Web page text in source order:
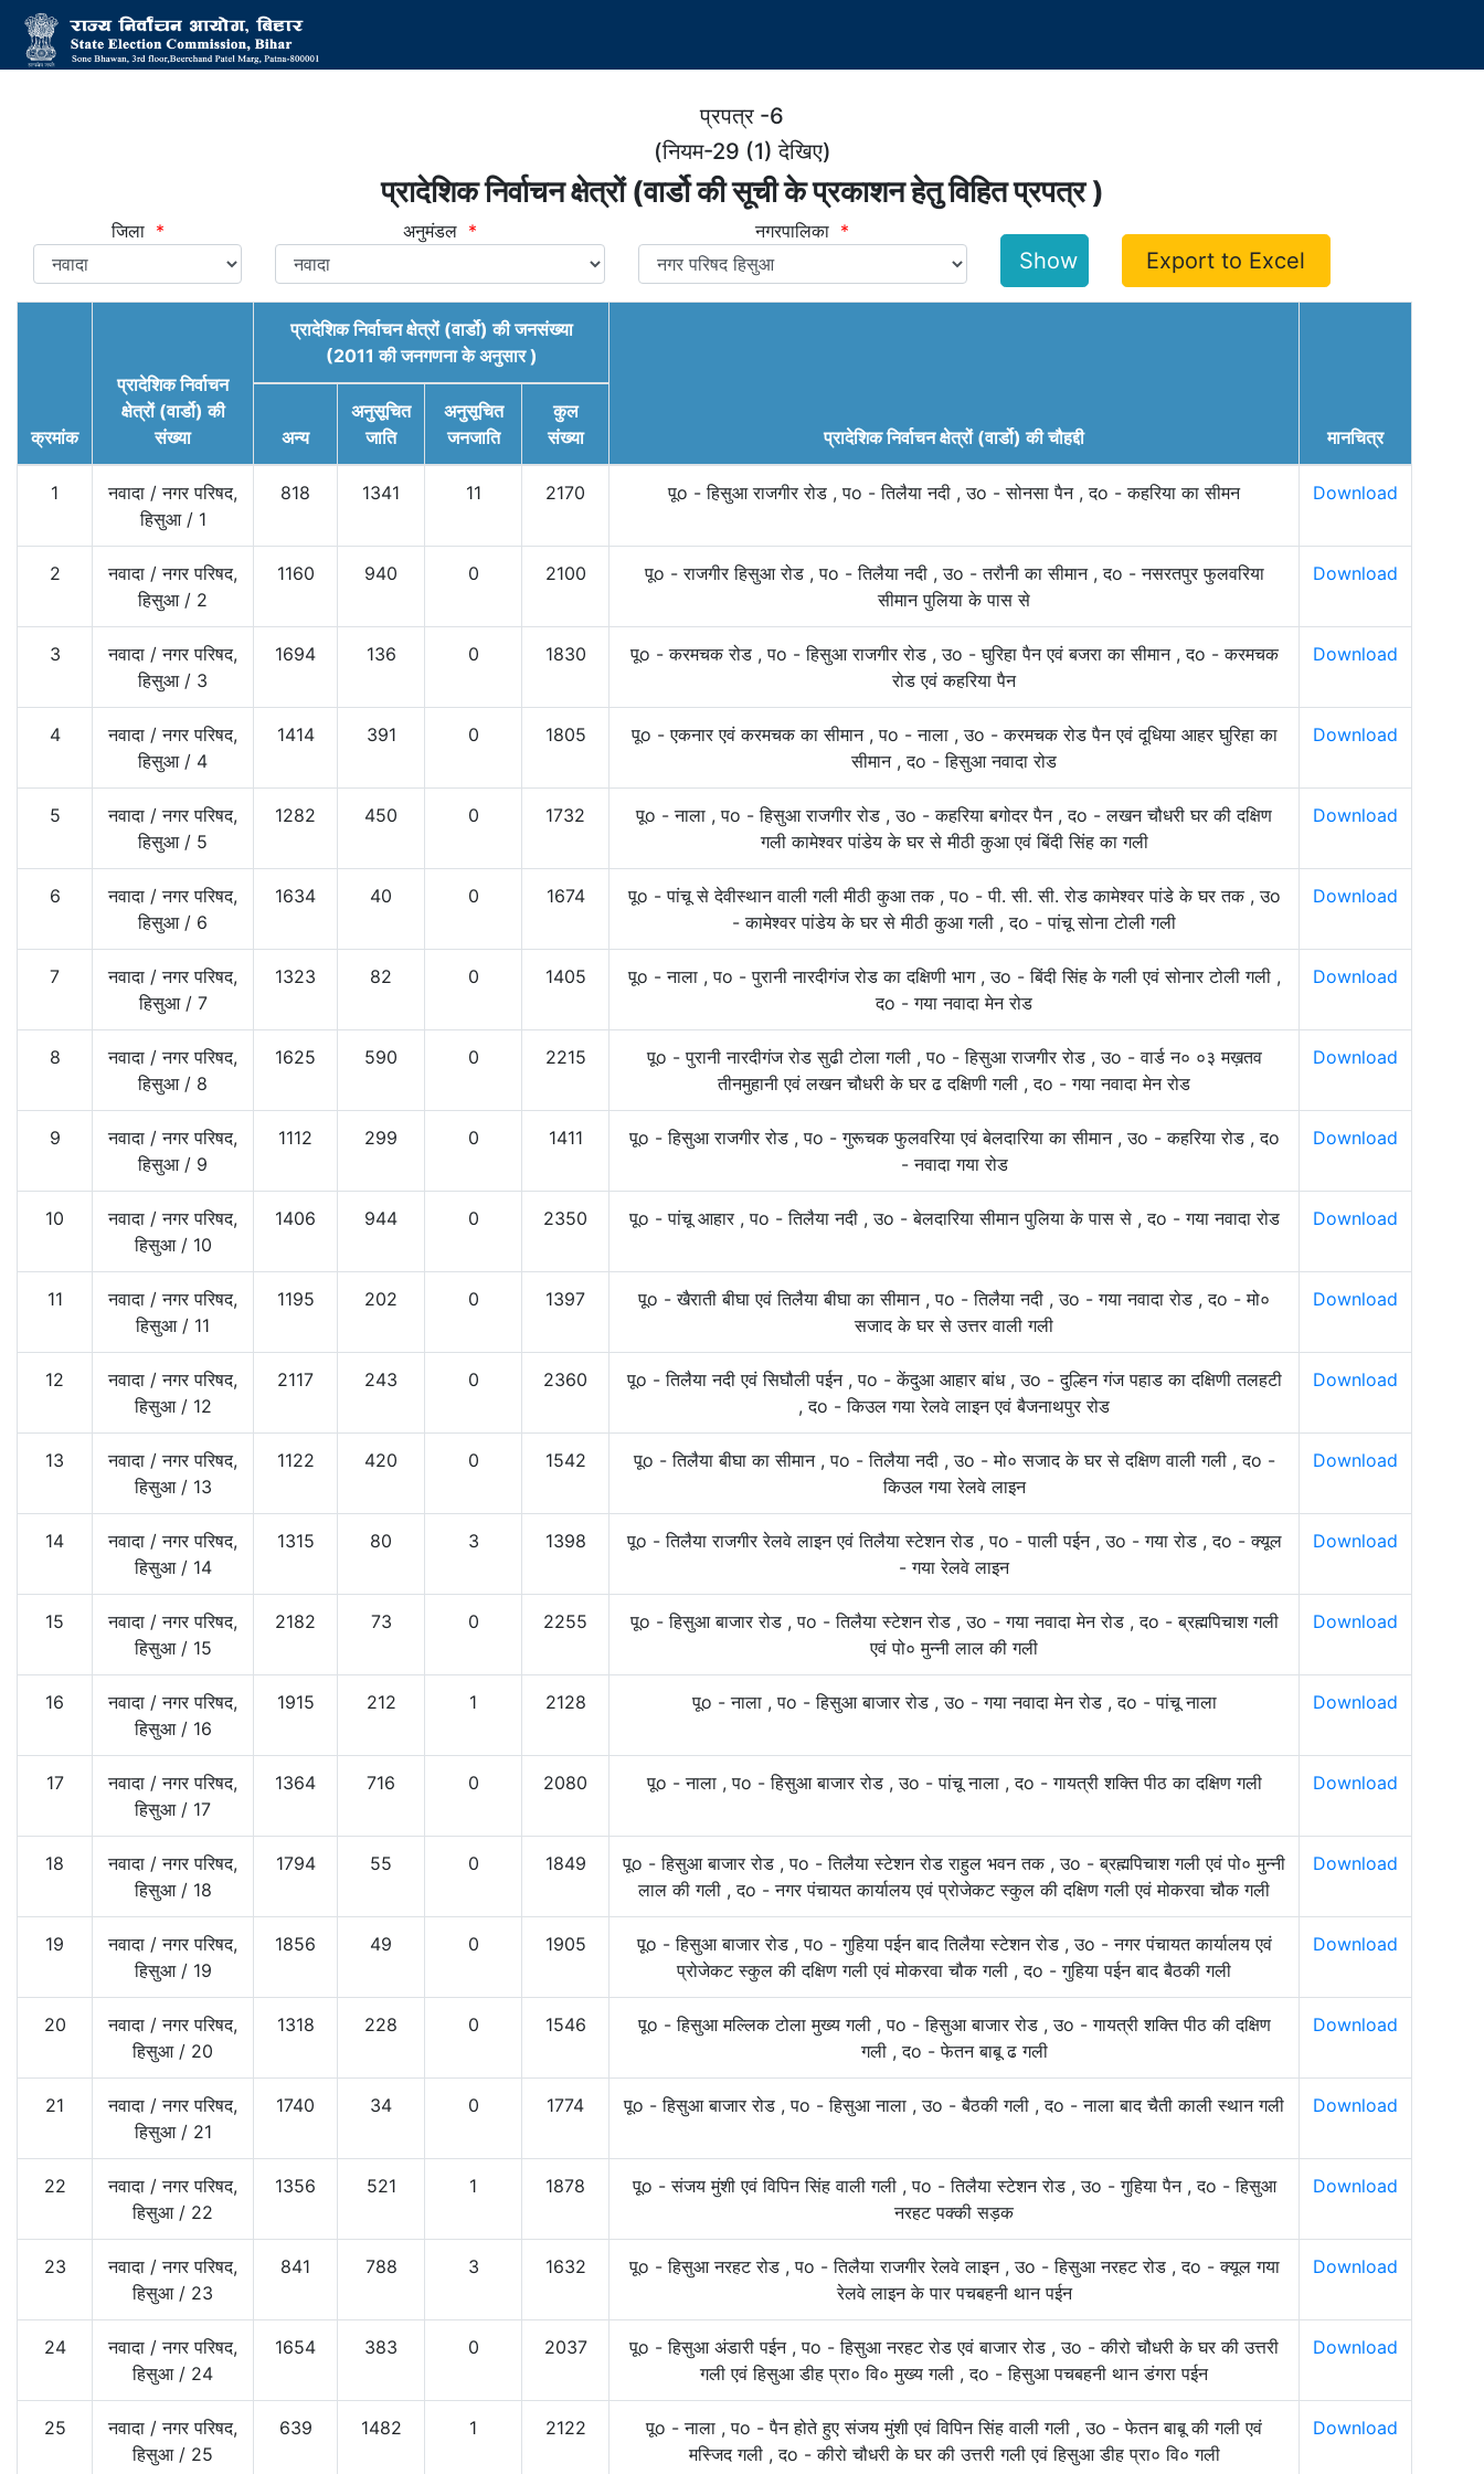
प्रपत्र -6
(नियम-29 (1) देखिए)
प्रादेशिक निर्वाचन क्षेत्रों (वार्डो की सूची के प्रकाशन हेतु विहित प्रपत्र )
जिला * अनुमंडल * नगरपालिका *
Export to Excel
क्रमांक
प्रादेशिक निर्वाचन
क्षेत्रों (वार्डो) की
संख्या
प्रादेशिक निर्वाचन क्षेत्रों (वार्डो) की जनसंख्या
(2011 की जनगणना के अनुसार )
प्रादेशिक निर्वाचन क्षेत्रों (वार्डो) की चौहद्दी मानचित्र
अन्य
अनुसूचित
जाति
अनुसूचित
जनजाति
कुल
संख्या
1 नवादा /नगर परिषद,
हिसुआ/ 1
818 1341 11 2170 पूo - हिसुआ राजगीर रोड , पo - तिलैया नदी , उo - सोनसा पैन , दo - कहरिया का सीमन Download
2 नवादा /नगर परिषद,
हिसुआ/ 2
1160 940 0 2100
पूo - राजगीर हिसुआ रोड , पo - तिलैया नदी , उo - तरौनी का सीमान , दo - नसरतपुर फुलवरिया
सीमान पुलिया के पास से
Download
3 नवादा /नगर परिषद,
हिसुआ/ 3
1694 136 0 1830
पूo - करमचक रोड , पo - हिसुआ राजगीर रोड , उo - घुरिहा पैन एवं बजरा का सीमान , दo - करमचक
रोड एवं कहरिया पैन
Download
4 नवादा /नगर परिषद,
हिसुआ/ 4
1414 391 0 1805
पूo - एकनार एवं करमचक का सीमान , पo - नाला , उo - करमचक रोड पैन एवं दूधिया आहर घुरिहा का
सीमान , दo - हिसुआ नवादा रोड
Download
5 नवादा /नगर परिषद,
हिसुआ/ 5
1282 450 0 1732
पूo - नाला , पo - हिसुआ राजगीर रोड , उo - कहरिया बगोदर पैन , दo - लखन चौधरी घर की दक्षिण
गली कामेश्वर पांडेय के घर से मीठी कुआ एवं बिंदी सिंह का गली
Download
6 नवादा /नगर परिषद,
हिसुआ/ 6
1634 40 0 1674
पूo - पांचू से देवीस्थान वाली गली मीठी कुआ तक , पo - पी. सी. सी. रोड कामेश्वर पांडे के घर तक , उo
- कामेश्वर पांडेय के घर से मीठी कुआ गली , दo - पांचू सोना टोली गली
Download
7 नवादा /नगर परिषद,
हिसुआ/ 7
1323 82 0 1405
पूo - नाला , पo - पुरानी नारदीगंज रोड का दक्षिणी भाग , उo - बिंदी सिंह के गली एवं सोनार टोली गली ,
दo - गया नवादा मेन रोड
Download
8 नवादा /नगर परिषद,
हिसुआ/ 8
1625 590 0 2215
पूo - पुरानी नारदीगंज रोड सुढी टोला गली , पo - हिसुआ राजगीर रोड , उo - वार्ड न० ०३ मख़तव
तीनमुहानी एवं लखन चौधरी के घर ढ दक्षिणी गली , दo - गया नवादा मेन रोड
Download
9 नवादा /नगर परिषद,
हिसुआ/ 9
1112 299 0 1411
पूo - हिसुआ राजगीर रोड , पo - गुरूचक फुलवरिया एवं बेलदारिया का सीमान , उo - कहरिया रोड , दo
- नवादा गया रोड
Download
10 नवादा /नगर परिषद,
हिसुआ/ 10
1406 944 0 2350 पूo - पांचू आहार , पo - तिलैया नदी , उo - बेलदारिया सीमान पुलिया के पास से , दo - गया नवादा रोड Download
11 नवादा /नगर परिषद,
हिसुआ/ 11
1195 202 0 1397
पूo - खैराती बीघा एवं तिलैया बीघा का सीमान , पo - तिलैया नदी , उo - गया नवादा रोड , दo - मो०
सजाद के घर से उत्तर वाली गली
Download
12 नवादा /नगर परिषद,
हिसुआ/ 12
2117 243 0 2360
पूo - तिलैया नदी एवं सिघौली पईन , पo - केंदुआ आहार बांध , उo - दुल्हिन गंज पहाड का दक्षिणी तलहटी
, दo - किउल गया रेलवे लाइन एवं बैजनाथपुर रोड
Download
13 नवादा /नगर परिषद,
हिसुआ/ 13
1122 420 0 1542
पूo - तिलैया बीघा का सीमान , पo - तिलैया नदी , उo - मो० सजाद के घर से दक्षिण वाली गली , दo -
किउल गया रेलवे लाइन
Download
14 नवादा /नगर परिषद,
हिसुआ/ 14
1315 80 3 1398
पूo - तिलैया राजगीर रेलवे लाइन एवं तिलैया स्टेशन रोड , पo - पाली पईन , उo - गया रोड , दo - क्यूल
- गया रेलवे लाइन
Download
15 नवादा /नगर परिषद,
हिसुआ/ 15
2182 73 0 2255
पूo - हिसुआ बाजार रोड , पo - तिलैया स्टेशन रोड , उo - गया नवादा मेन रोड , दo - ब्रह्मपिचाश गली
एवं पो० मुन्नी लाल की गली
Download
16 नवादा /नगर परिषद,
हिसुआ/ 16
1915 212 1 2128 पूo - नाला , पo - हिसुआ बाजार रोड , उo - गया नवादा मेन रोड , दo - पांचू नाला Download
17 नवादा /नगर परिषद,
हिसुआ/ 17
1364 716 0 2080 पूo - नाला , पo - हिसुआ बाजार रोड , उo - पांचू नाला , दo - गायत्री शक्ति पीठ का दक्षिण गली Download
18 नवादा /नगर परिषद,
हिसुआ/ 18
1794 55 0 1849
पूo - हिसुआ बाजार रोड , पo - तिलैया स्टेशन रोड राहुल भवन तक , उo - ब्रह्मपिचाश गली एवं पो० मुन्नी
लाल की गली , दo - नगर पंचायत कार्यालय एवं प्रोजेकट स्कुल की दक्षिण गली एवं मोकरवा चौक गली
Download
19 नवादा /नगर परिषद,
हिसुआ/ 19
1856 49 0 1905
पूo - हिसुआ बाजार रोड , पo - गुहिया पईन बाद तिलैया स्टेशन रोड , उo - नगर पंचायत कार्यालय एवं
प्रोजेकट स्कुल की दक्षिण गली एवं मोकरवा चौक गली , दo - गुहिया पईन बाद बैठकी गली
Download
20 नवादा /नगर परिषद,
हिसुआ/ 20
1318 228 0 1546
पूo - हिसुआ मल्लिक टोला मुख्य गली , पo - हिसुआ बाजार रोड , उo - गायत्री शक्ति पीठ की दक्षिण
गली , दo - फेतन बाबू ढ गली
Download
21 नवादा /नगर परिषद,
हिसुआ/ 21
1740 34 0 1774 पूo - हिसुआ बाजार रोड , पo - हिसुआ नाला , उo - बैठकी गली , दo - नाला बाद चैती काली स्थान गली Download
22 नवादा /नगर परिषद,
हिसुआ/ 22
1356 521 1 1878
पूo - संजय मुंशी एवं विपिन सिंह वाली गली , पo - तिलैया स्टेशन रोड , उo - गुहिया पैन , दo - हिसुआ
नरहट पक्की सड़क
Download
23 नवादा /नगर परिषद,
हिसुआ/ 23
841 788 3 1632
पूo - हिसुआ नरहट रोड , पo - तिलैया राजगीर रेलवे लाइन , उo - हिसुआ नरहट रोड , दo - क्यूल गया
रेलवे लाइन के पार पचबहनी थान पईन
Download
24 नवादा /नगर परिषद,
हिसुआ/ 24
1654 383 0 2037
पूo - हिसुआ अंडारी पईन , पo - हिसुआ नरहट रोड एवं बाजार रोड , उo - कीरो चौधरी के घर की उत्तरी
गली एवं हिसुआ डीह प्रा० वि० मुख्य गली , दo - हिसुआ पचबहनी थान डंगरा पईन
Download
25 नवादा /नगर परिषद,
हिसुआ/ 25
639 1482 1 2122
पूo - नाला , पo - पैन होते हुए संजय मुंशी एवं विपिन सिंह वाली गली , उo - फेतन बाबू की गली एवं
मस्जिद गली , दo - कीरो चौधरी के घर की उत्तरी गली एवं हिसुआ डीह प्रा० वि० गली
Download